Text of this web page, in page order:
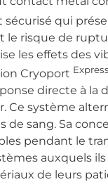
qui
le risque de
les effets des
Cryoport
directe à la
Ce système
de sang. Sa
pendant le
auxquels
de leurs